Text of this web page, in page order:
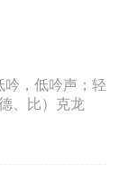
，低吟声；轻
、比）克龙